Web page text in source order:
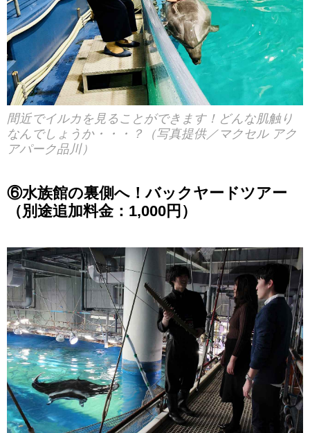
間近でイルカを見ることができます！どんな肌触り
なんでしょうか・・・？（写真提供／マクセル アク
アパーク品川）
⑥水族館の裏側へ！バックヤードツアー
（別途追加料金：1,000円）